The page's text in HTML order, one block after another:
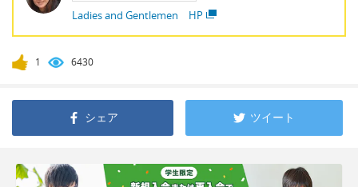
Ladies and Gentlemen HP
1 6430
シェア ツイート